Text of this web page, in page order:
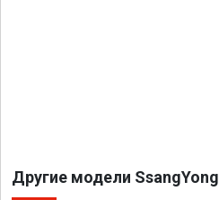
Другие модели SsangYong